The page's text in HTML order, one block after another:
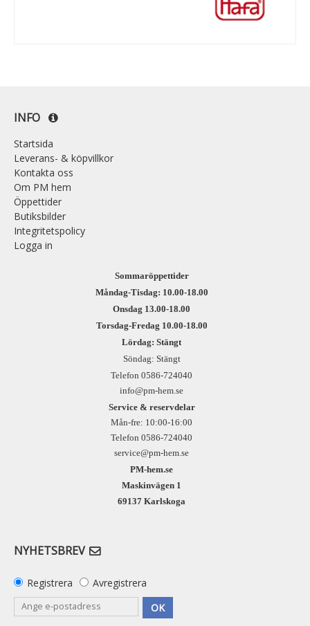
INFO
Startsida
Leverans- & köpvillkor
Kontakta oss
Om PM hem
Öppettider
Butiksbilder
Integritetspolicy
Logga in
Sommaröppettider
Måndag-Tisdag: 10.00-18.00
Onsdag 13.00-18.00
Torsdag-Fredag 10.00-18.00
Lördag: Stängt
Söndag: Stängt
Telefon 0586-724040
info@pm-hem.se
Service & reservdelar
Mån-fre: 10:00-16:00
Telefon 0586-724040
service@pm-hem.se
PM-hem.se
Maskinvägen 1
69137 Karlskoga
NYHETSBREV
Registrera
Avregistrera
OK